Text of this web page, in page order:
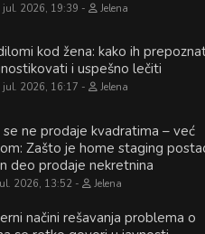
jul. 2026, 19:39 Jelena
kod žena: kako ih
i uspešno lečiti
jul. 2026, 16:17 Jelena
se ne prodaje kvadratima – već
Zašto je home staging
deo prodaje nekretnina
2026, 13:52 Jelena
načini rešavanja problema o